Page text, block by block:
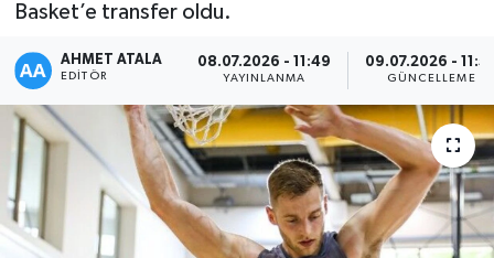
Basket’e transfer oldu.
AHMET ATALA
EDITÖR
08.07.2026 - 11:49
YAYINLANMA
09.07.2026 -
GÜNCELLEME